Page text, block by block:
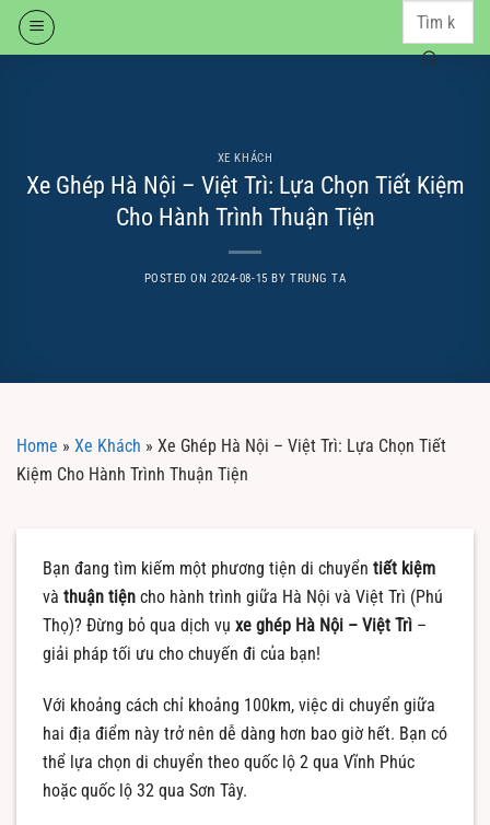
Skip
XE KHÁCH
Xe Ghép Hà Nội – Việt Trì: Lựa Chọn Tiết Kiệm
Cho Hành Trình Thuận Tiện
POSTED ON2024-08-15 BY TRUNG TA
Home » Xe Khách » Xe Ghép Hà Nội – Việt Trì: Lựa Chọn Tiết
Kiệm Cho Hành Trình Thuận Tiện
Bạn đang tìm kiếm một phương tiện di chuyển tiết kiệm
và thuận tiện cho hành trình giữa Hà Nội và Việt Trì (Phú
Thọ)? Đừng bỏ qua dịch vụ xe ghép Hà Nội – Việt Trì –
giải pháp tối ưu cho chuyến đi của bạn!
Với khoảng cách chỉ khoảng 100km, việc di chuyển giữa
hai địa điểm này trở nên dễ dàng hơn bao giờ hết. Bạn có
thể lựa chọn di chuyển theo quốc lộ 2 qua Vĩnh Phúc
hoặc quốc lộ 32 qua Sơn Tây.